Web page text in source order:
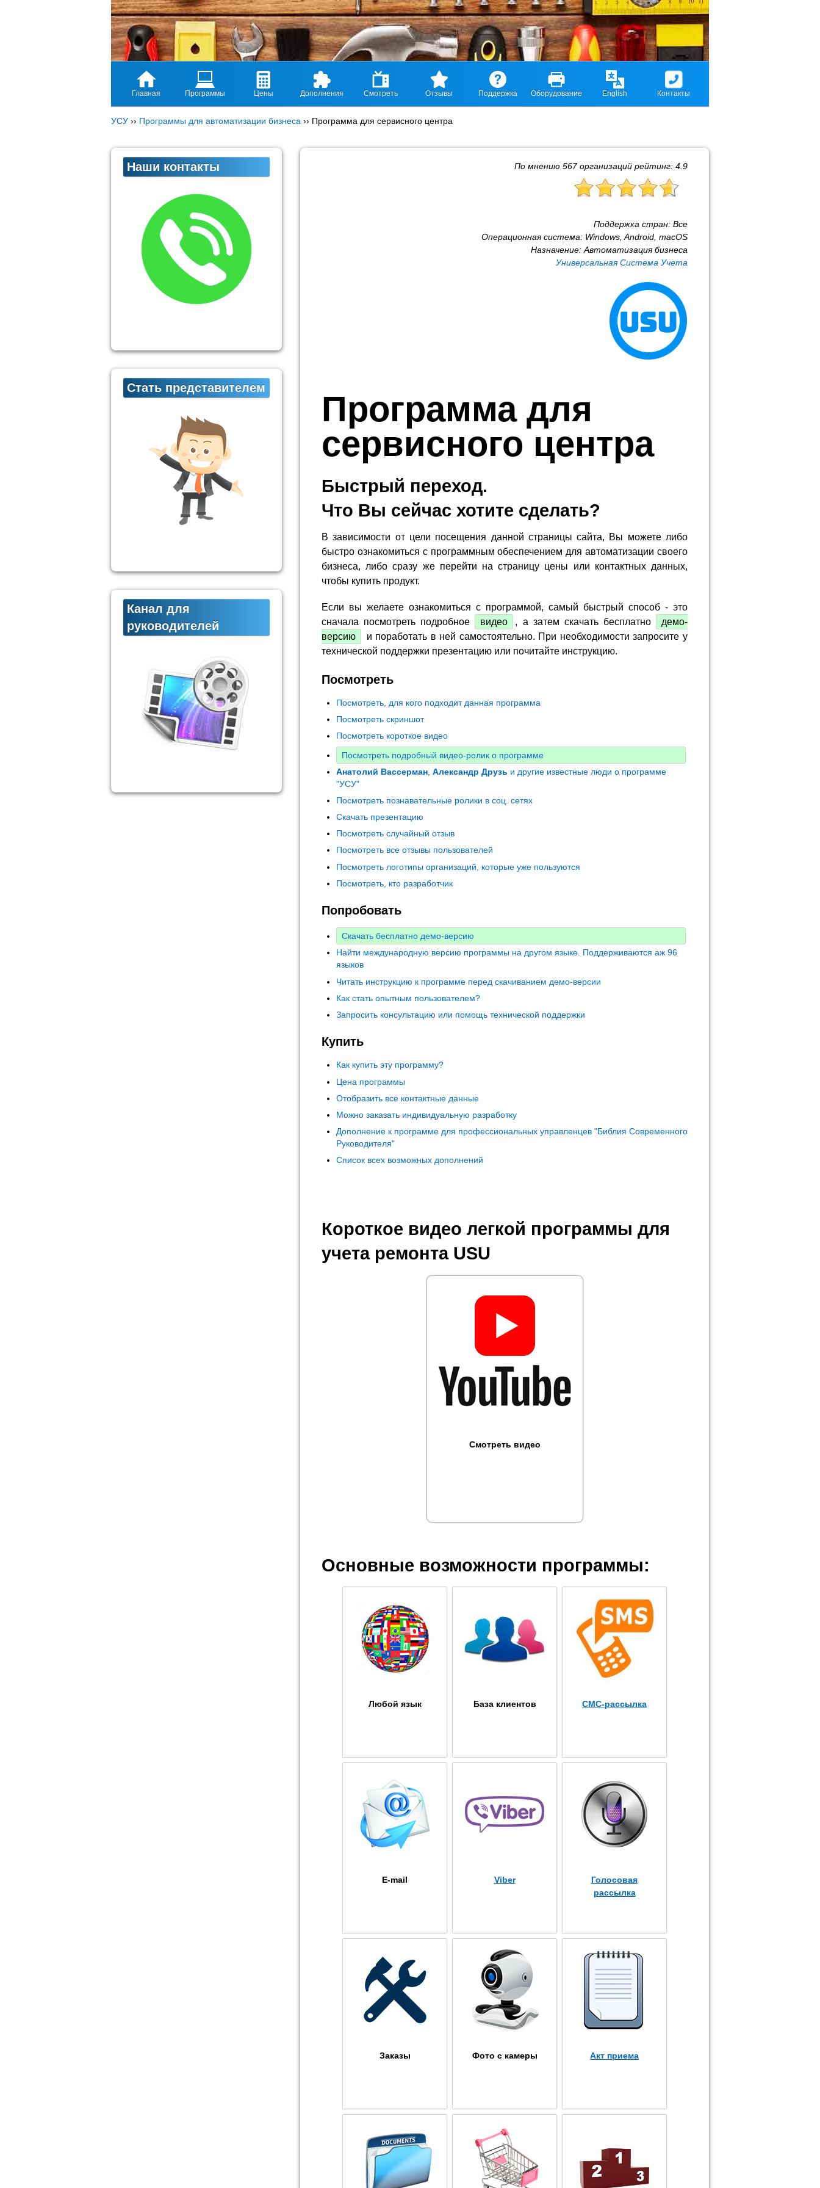
Главная Программы Цены Дополнения Смотреть Отзывы Поддержка Оборудование English Контакты
УСУ ›› Программы для автоматизации бизнеса ›› Программа для сервисного центра
По мнению 567организаций рейтинг: 4.9
Поддержка стран: Все
Операционная система: Windows, Android, macOS
Назначение: Автоматизация бизнеса
Универсальная Система Учета
Программа для
сервисного центра
Быстрый переход.
Что Вы сейчас хотите сделать?
В зависимости от цели посещения данной страницы сайта, Вы можете либо
быстро ознакомиться с программным обеспечением для автоматизации своего
бизнеса, либо сразу же перейти на страницу цены или контактных данных,
чтобы купить продукт.
Если вы желаете ознакомиться с программой, самый быстрый способ - это
сначала посмотреть подробное
видео , а затем скачать бесплатно
демо-
версию
и поработать в ней самостоятельно. При необходимости запросите у
технической поддержки презентацию или почитайте инструкцию.
Посмотреть
Посмотреть, для кого подходит данная программа
Посмотреть скриншот
Посмотреть короткое видео
Посмотреть подробный видео-ролик о программе
Анатолий Вассерман Александр Друзь и другие известные люди о программе
"УСУ"
Посмотреть познавательные ролики в соц. сетях
Скачать презентацию
Посмотреть случайный отзыв
Посмотреть все отзывы пользователей
Посмотреть логотипы организаций, которые уже пользуются
Посмотреть, кто разработчик
Попробовать
Скачать бесплатно демо-версию
Найти международную версию программы на другом языке. Поддерживаются аж 96
языков
Читать инструкцию к программе перед скачиванием демо-версии
Как стать опытным пользователем?
Запросить консультацию или помощь технической поддержки
Купить
Как купить эту программу?
Цена программы
Отобразить все контактные данные
Можно заказать индивидуальную разработку
Дополнение к программе для профессиональных управленцев "Библия Современного
Руководителя"
Список всех возможных дополнений
Короткое видео легкой программы для
учета ремонта USU
Смотреть видео
Основные возможности программы:
Любой язык База клиентов СМС-рассылка
E-mail Viber
Голосовая
рассылка
Заказы Фото с камеры Акт приема
Наши контакты
Стать представителем
Канал для
руководителей